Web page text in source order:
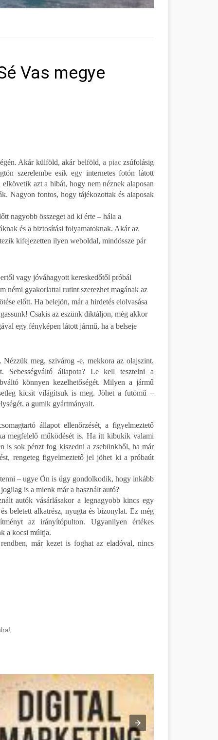
Vas megye
Akár külföld, akár belföld,a piaczsúfolásig
szerelembe esik egy internetes fotón látott
azt a hibát, hogy nem néznek alaposan
Nagyon fontos, hogy tájékozottak és alaposak
nagyobb összeget ad ki érte – hála a
és a biztosítási folyamatoknak. Akár az
kifejezetten ilyen weboldal, mindössze pár
vagy jóváhagyott kereskedőtől próbál
némi gyakorlattal rutint szerezhet magának az
előtt. Ha belejön, már a hirdetés elolvasása
Csakis az eszünk diktáljon, még akkor
egy fényképen látott jármű, ha a belseje
meg, szivárog -e, mekkora az olajszint,
állapota? Le kell tesztelni a
könnyen kezelhetőségét. Milyen a jármű
kicsit világítsuk is meg. Jöhet a futómű –
a gumik gyártmányait.
állapot ellenőrzését, a figyelmeztető
megfelelő működését is. Ha itt kibukik valami
is sok pénzt fog kiszedni a zsebünkből, ha már
rengeteg figyelmeztető jel jöhet ki a próbaút
– ugye Ön is úgy gondolkodik, hogy inkább
is a mienk már a használt autó?
autók vásárlásakor a legnagyobb kincs egy
beletett alkatrész, nyugta és bizonylat. Ez még
az irányítópulton. Ugyanilyen értékes
a kocsi múltja.
már kezet is foghat az eladóval, nincs